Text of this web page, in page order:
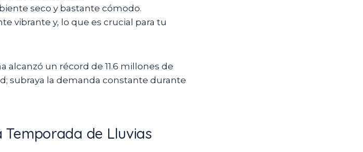
seco y bastante cómodo.
vibrante y, lo que es crucial para tu
alcanzó un récord de 11.6 millones de
subraya la demanda constante durante
de Lluvias